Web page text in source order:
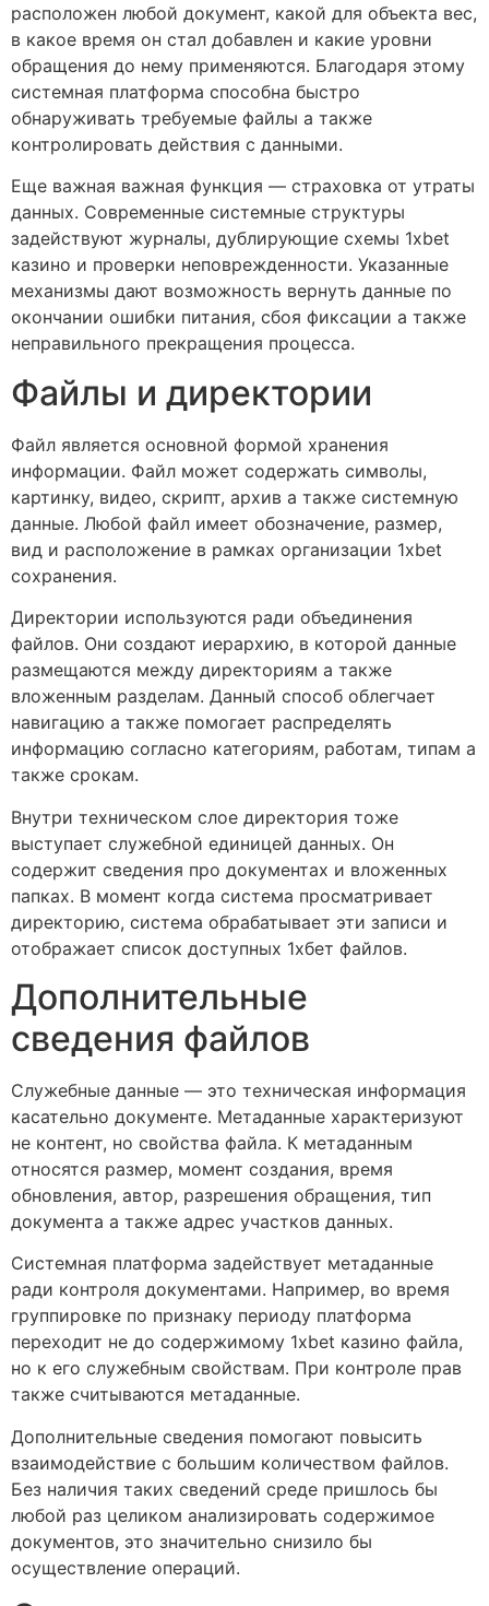
расположен любой документ, какой для объекта вес,
в какое время он стал добавлен и какие уровни
обращения до нему применяются. Благодаря этому
системная платформа способна быстро
обнаруживать требуемые файлы а также
контролировать действия с данными.
Еще важная важная функция — страховка от утраты
данных. Современные системные структуры
задействуют журналы, дублирующие схемы 1xbet
казино и проверки неповрежденности. Указанные
механизмы дают возможность вернуть данные по
окончании ошибки питания, сбоя фиксации а также
неправильного прекращения процесса.
Файлы и директории
Файл является основной формой хранения
информации. Файл может содержать символы,
картинку, видео, скрипт, архив а также системную
данные. Любой файл имеет обозначение, размер,
вид и расположение в рамках организации 1xbet
сохранения.
Директории используются ради объединения
файлов. Они создают иерархию, в которой данные
размещаются между директориям а также
вложенным разделам. Данный способ облегчает
навигацию а также помогает распределять
информацию согласно категориям, работам, типам а
также срокам.
Внутри техническом слое директория тоже
выступает служебной единицей данных. Он
содержит сведения про документах и вложенных
папках. В момент когда система просматривает
директорию, система обрабатывает эти записи и
отображает список доступных 1хбет файлов.
Дополнительные
сведения файлов
Служебные данные — это техническая информация
касательно документе. Метаданные характеризуют
не контент, но свойства файла. К метаданным
относятся размер, момент создания, время
обновления, автор, разрешения обращения, тип
документа а также адрес участков данных.
Системная платформа задействует метаданные
ради контроля документами. Например, во время
группировке по признаку периоду платформа
переходит не до содержимому 1xbet казино файла,
но к его служебным свойствам. При контроле прав
также считываются метаданные.
Дополнительные сведения помогают повысить
взаимодействие с большим количеством файлов.
Без наличия таких сведений среде пришлось бы
любой раз целиком анализировать содержимое
документов, это значительно снизило бы
осуществление операций.